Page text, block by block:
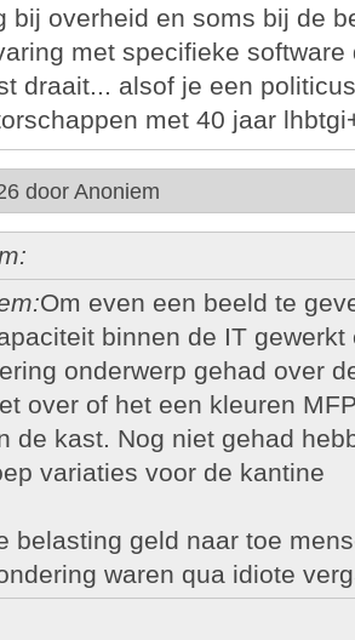
bij overheid en soms bij de
met specifieke
draait... alsof je een
met 40 jaar
door Anoniem
Om even een beeld te
binnen de IT
onderwerp gehad over
over of het een kleuren
de kast. Nog niet gehad
variaties voor de kantine
belasting geld naar toe
waren qua idiote